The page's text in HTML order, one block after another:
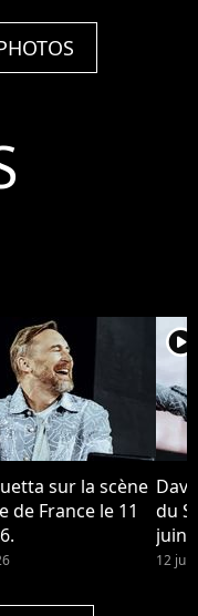
sur la scène
de France le 11
player2
du
juin
12